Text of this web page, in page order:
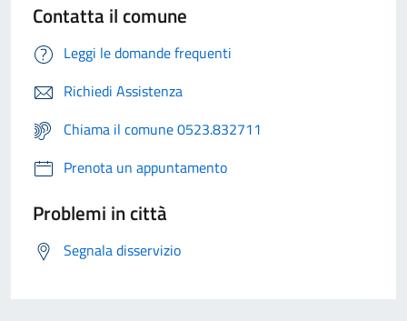
Contatta il comune
Leggi le domande frequenti
Richiedi Assistenza
Chiama il comune 0523.832711
Prenota un appuntamento
Problemi in città
Segnala disservizio